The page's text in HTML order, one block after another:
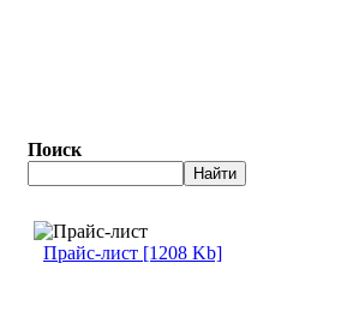
Поиск
Прайс-лист [1208 Kb]